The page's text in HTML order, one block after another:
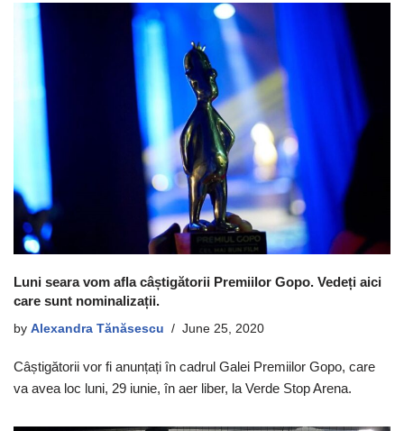
Luni seara vom afla câștigătorii Premiilor Gopo. Vedeți aici
care sunt nominalizații.
by Alexandra Tănăsescu June 25, 2020
Câștigătorii vor fi anunțați în cadrul Galei Premiilor Gopo, care
va avea loc luni, 29 iunie, în aer liber, la Verde Stop Arena.